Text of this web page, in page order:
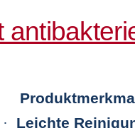
·
Leichte